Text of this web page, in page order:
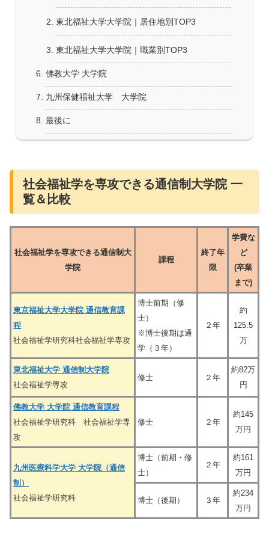
東北福祉大学大学院｜居住地別TOP3
東北福祉大学大学院｜職業別TOP3
佛教大学 大学院
九州保健福祉大学 大学院
最後に
社会福祉学を専攻できる通信制大学院 一
覧＆比較
社会福祉学を専攻できる通信制大
学院
課程
終了年
限
学費な
ど
(卒業
まで)
東京福祉大学大学院 通信教育課
程
社会福祉学研究科社会福祉学専攻
博士前期（修
士）
※博士後期は通
学（３年）
２年
約
125.5
万
東北福祉大学 通信制大学院
社会福祉学専攻
修士 ２年
約82万
円
佛教大学 大学院 通信教育課程
社会福祉学研究科 社会福祉学専
攻
修士 ２年
約145
万円
九州医療科学大学 大学院（通信
制）
社会福祉学研究科
博士（前期・修
士）
２年
約161
万円
博士（後期） ３年
約234
万円